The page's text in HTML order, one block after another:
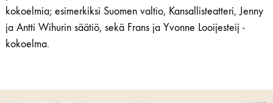
kokoelmia; esimerkiksi Suomen valtio, Kansallisteatteri, Jenny
ja Antti Wihurin säätiö, sekä Frans ja Yvonne Looijesteij -
kokoelma.